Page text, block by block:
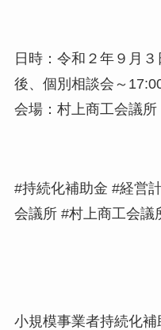
日時：令和２年９月
後、個別相談会～
会場：村上商工会議所
#持続化補助金 #経営
会議所 #村上商工会議
小規模事業者持続化補